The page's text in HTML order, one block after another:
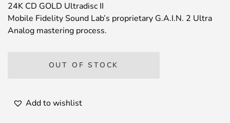
24K CD GOLD Ultradisc II
Mobile Fidelity Sound Lab’s proprietary G.A.I.N. 2 Ultra
Analog mastering process.
OUT OF STOCK
Add to wishlist